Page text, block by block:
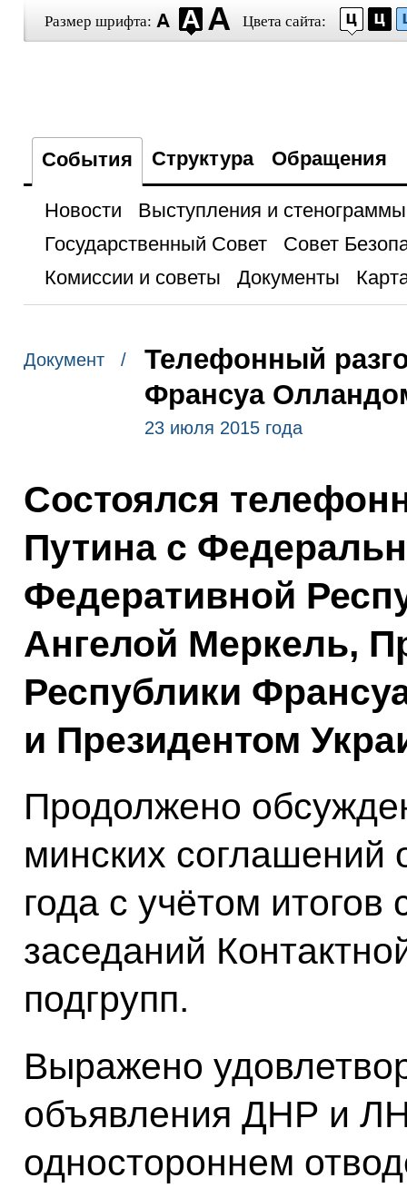
Размер шрифта: Цвета сайта:
События Структура Обращения
Новости
Выступления и стенограммы
Государственный Совет
Совет
Комиссии и советы
Документы
Документ /
Телефонный
Франсуа
23 июля 2015 года
Состоялся
Путина с
Федеративной
Ангелой Меркель,
Республики
и Президентом
Продолжено
минских соглашений
года с учётом
заседаний
подгрупп.
Выражено
объявления ДНР и
одностороннем